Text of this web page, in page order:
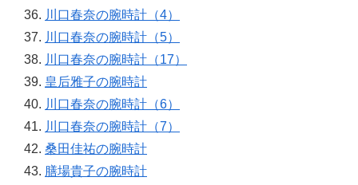
川口春奈の腕時計（4）
川口春奈の腕時計（5）
川口春奈の腕時計（17）
皇后雅子の腕時計
川口春奈の腕時計（6）
川口春奈の腕時計（7）
桑田佳祐の腕時計
膳場貴子の腕時計